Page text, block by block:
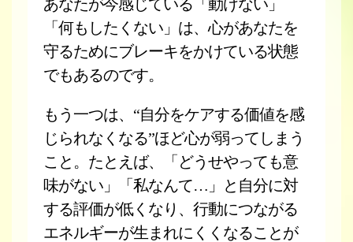
あなたが今感じている「動けない」
「何もしたくない」は、心があなたを
守るためにブレーキをかけている状態
でもあるのです。
もう一つは、“自分をケアする価値を感
じられなくなる”ほど心が弱ってしまう
こと。たとえば、「どうせやっても意
味がない」「私なんて…」と自分に対
する評価が低くなり、行動につながる
エネルギーが生まれにくくなることが